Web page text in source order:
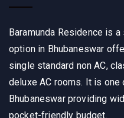
Baramunda Residence is
option in Bhubaneswar
single standard non AC,
deluxe AC rooms. It is
Bhubaneswar providing
pocket-friendly budget.